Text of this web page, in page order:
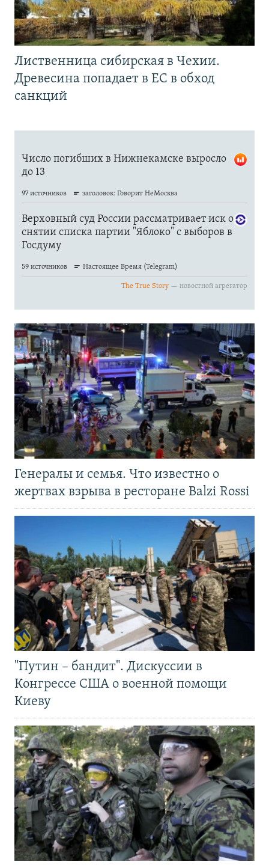
Лиственница сибирская в Чехии.
Древесина попадает в ЕС в обход
санкций
Генералы и семья. Что известно о
жертвах взрыва в ресторане Balzi Rossi
"Путин – бандит". Дискуссии в
Конгрессе США о военной помощи
Киеву